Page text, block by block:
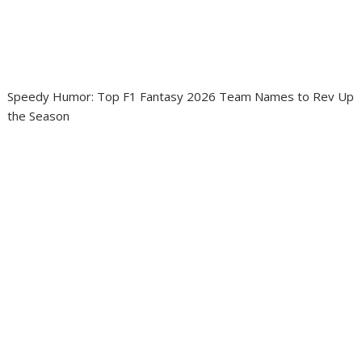
Speedy Humor: Top F1 Fantasy 2026 Team Names to Rev Up
the Season